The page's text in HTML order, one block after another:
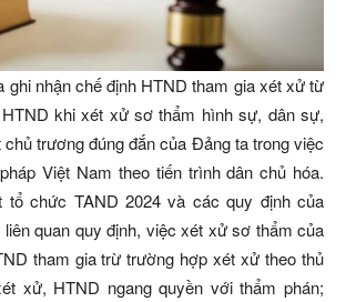
ghi nhận chế định HTND tham gia xét xử từ
khi xét xử sơ thẩm hình sự, dân sự,
trương đúng đắn của Đảng ta trong việc
Việt Nam theo tiến trình dân chủ hóa.
tổ chức TAND 2024 và các quy định của
quan quy định, việc xét xử sơ thẩm của
tham gia trừ trường hợp xét xử theo thủ
xử, HTND ngang quyền với thẩm phán;